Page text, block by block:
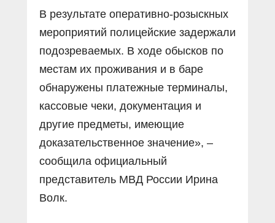
В результате оперативно-розыскных
мероприятий полицейские задержали
подозреваемых. В ходе обысков по
местам их проживания и в баре
обнаружены платежные терминалы,
кассовые чеки, документация и
другие предметы, имеющие
доказательственное значение», –
сообщила официальный
представитель МВД России Ирина
Волк.